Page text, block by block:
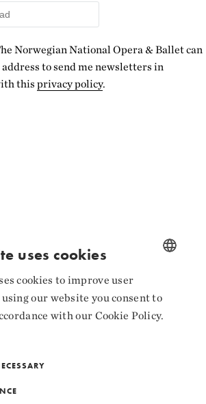
Norwegian National Opera & Ballet can
to send me newsletters in
this privacy policy.
NORWEGIAN
ENGLISH
uses cookies
cookies to improve user
our website you consent to
with our Cookie Policy.